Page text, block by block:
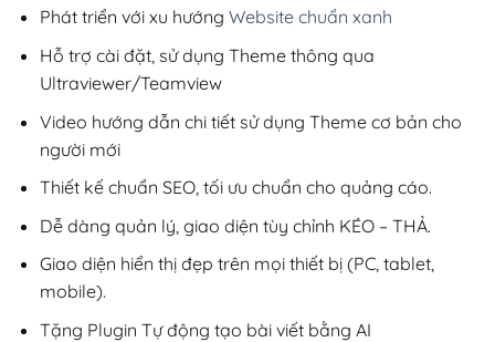
Phát triển với xu hướng Website chuẩn xanh
Hỗ trợ cài đặt, sử dụng Theme thông qua
Ultraviewer/Teamview
Video hướng dẫn chi tiết sử dụng Theme cơ bản cho
người mới
Thiết kế chuẩn SEO, tối ưu chuẩn cho quảng cáo.
Dễ dàng quản lý, giao diện tùy chỉnh KÉO – THẢ.
Giao diện hiển thị đẹp trên mọi thiết bị (PC, tablet,
mobile).
Tặng Plugin Tự động tạo bài viết bằng AI